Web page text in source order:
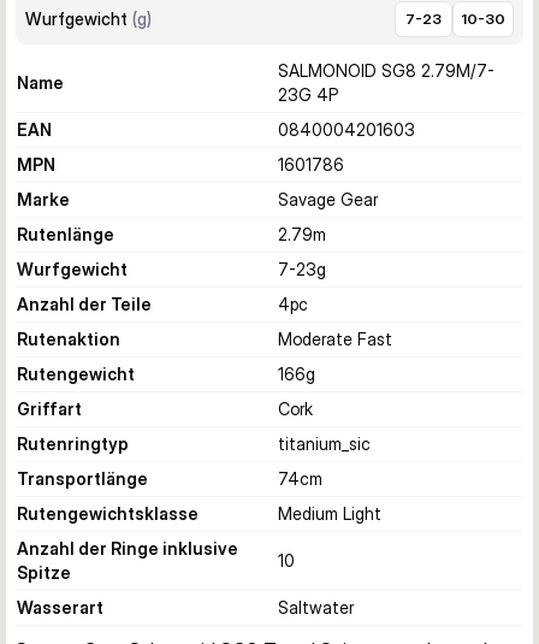
Wurfgewicht (g) 7-23 10-30
Name
SALMONOID SG8 2.79M/7-
23G 4P
EAN
0840004201603
MPN
1601786
Marke
Savage Gear
Rutenlänge
2.79m
Wurfgewicht
7-23g
Anzahl der Teile
4pc
Rutenaktion
Moderate Fast
Rutengewicht
166g
Griffart
Cork
Rutenringtyp
titanium_sic
Transportlänge
74cm
Rutengewichtsklasse
Medium Light
Anzahl der Ringe inklusive
Spitze
10
Wasserart Saltwater